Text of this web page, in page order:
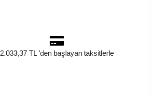
2.033,37 TL 'den başlayan taksitlerle